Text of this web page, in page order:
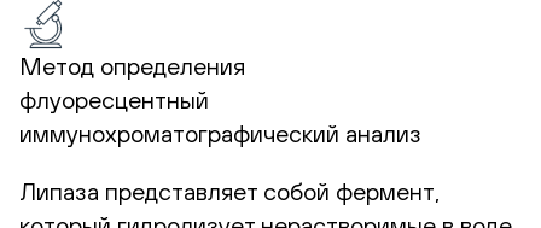
Метод определения
флуоресцентный
иммунохроматографический анализ
Липаза представляет собой фермент,